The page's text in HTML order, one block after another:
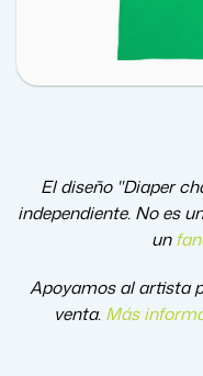
El diseño "Diaper
independiente. No es
un
Apoyamos al artista
venta. Más